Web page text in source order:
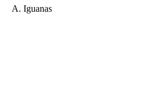
A. Iguanas